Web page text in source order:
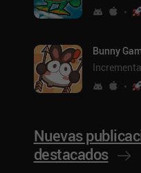
Bunny
Nuevas
destacados